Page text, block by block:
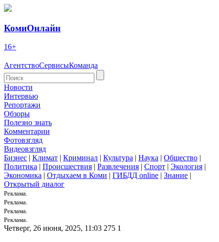
КомиОнлайн
16+
АгентствоСервисыКоманда
Новости
Интервью
Репортажи
Обзоры
Полезно знать
Комментарии
Фотовзгляд
Видеовзгляд
Бизнес | Климат | Криминал | Культура | Наука | Общество |
Политика | Происшествия | Развлечения | Спорт | Экология |
Экономика | Отдыхаем в Коми | ГИБДД online | Знание |
Открытый диалог
Реклама.
Реклама.
Реклама.
Реклама.
Четверг, 26 июня, 2025, 11:03 275 1